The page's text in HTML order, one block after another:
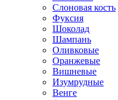
Слоновая кость
Фуксия
Шоколад
Шампань
Оливковые
Оранжевые
Вишневые
Изумрудные
Венге